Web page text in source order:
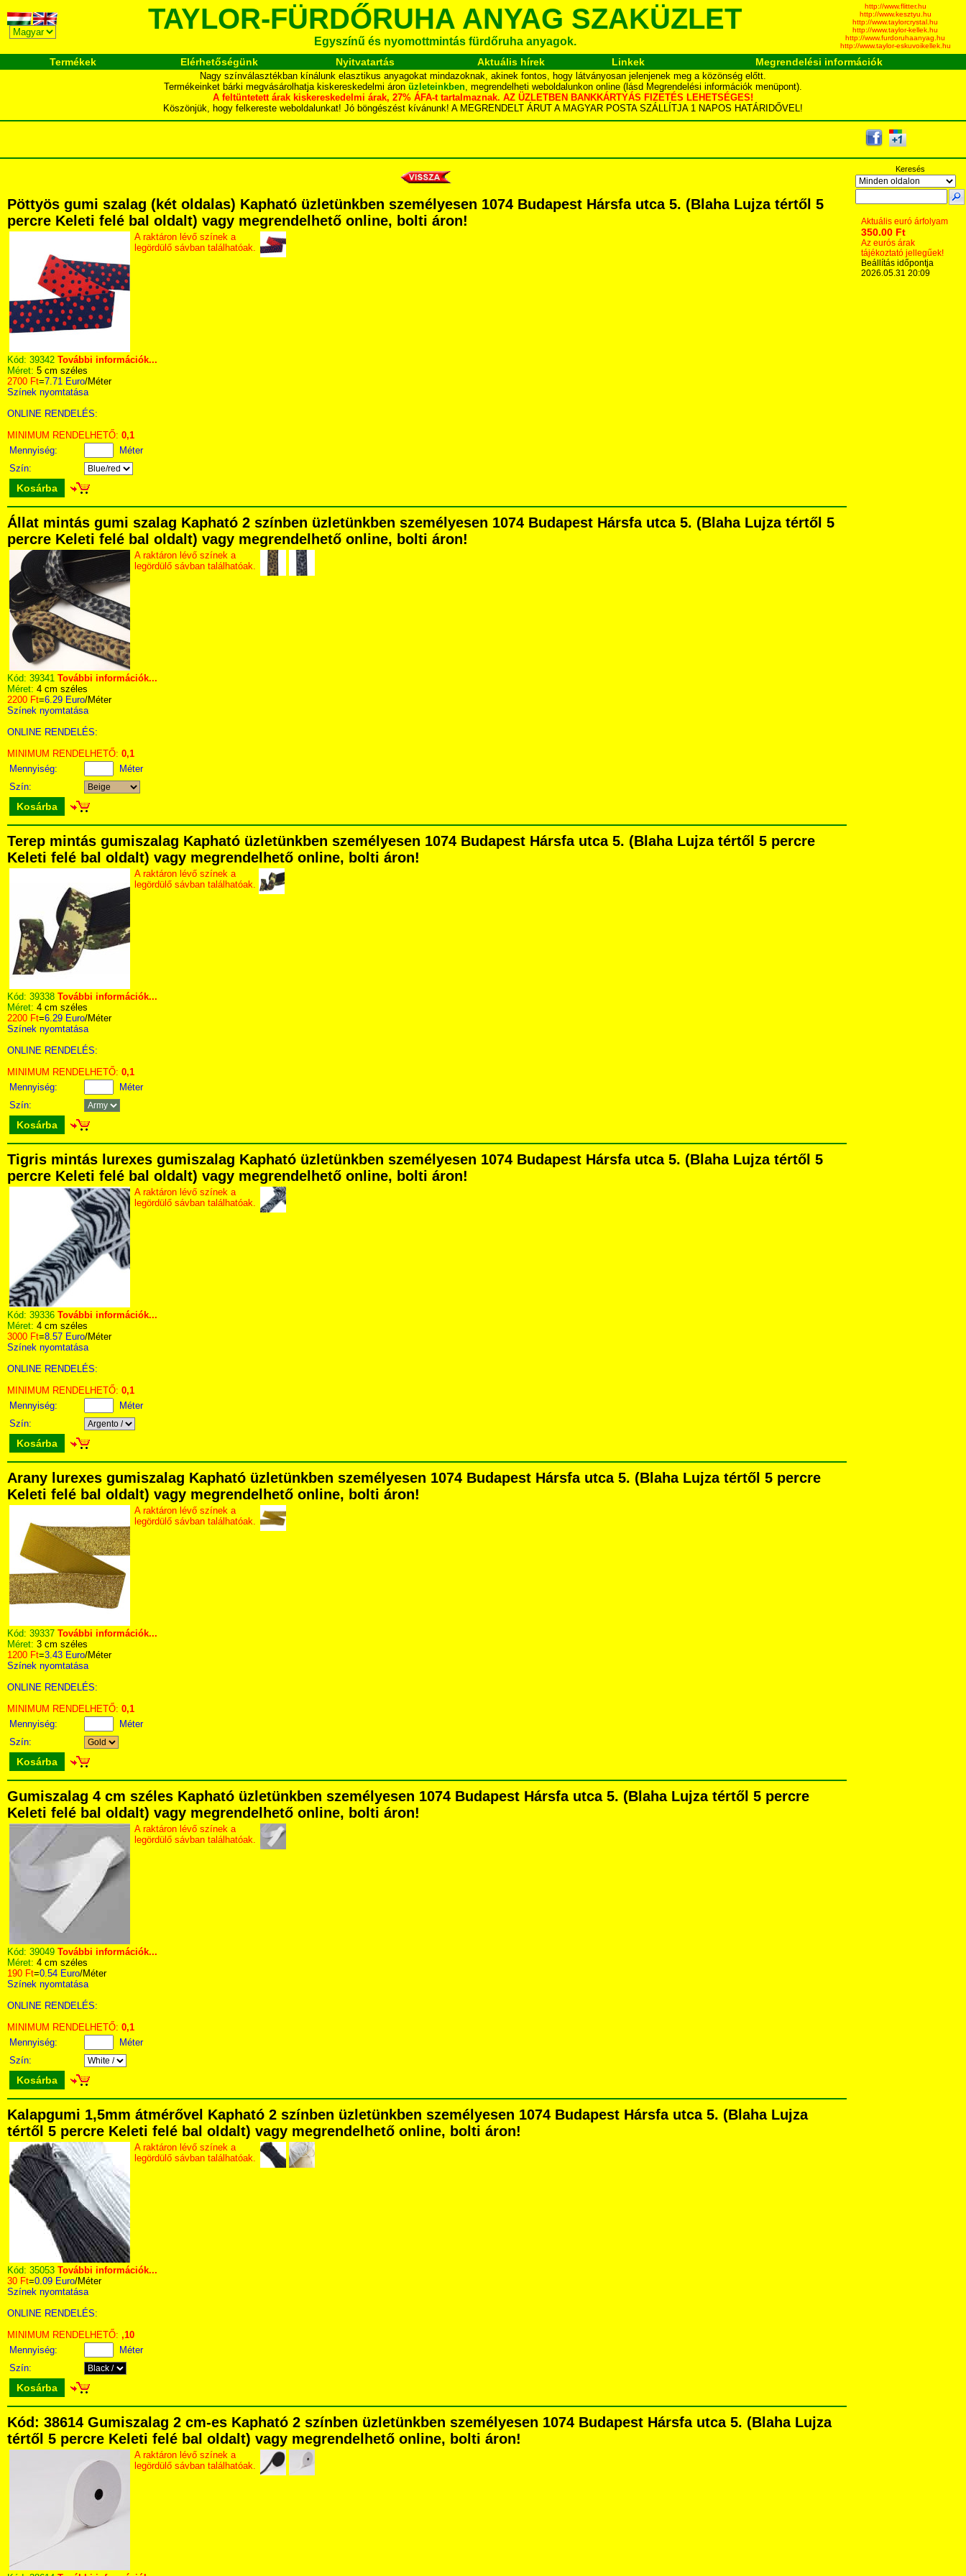
TAYLOR-FÜRDŐRUHA ANYAG SZAKÜZLET
Egyszínű és nyomottmintás fürdőruha anyagok.
http://www.flitter.hu
http://www.kesztyu.hu
http://www.taylorcrystal.hu
http://www.taylor-kellek.hu
http://www.furdoruhaanyag.hu
http://www.taylor-eskuvoikellek.hu
Termékek Elérhetőségünk Nyitvatartás Aktuális hírek Linkek Megrendelési információk
Nagy színválasztékban kínálunk elasztikus anyagokat mindazoknak, akinek fontos, hogy látványosan jelenjenek meg a közönség előtt.
Termékeinket bárki megvásárolhatja kiskereskedelmi áron üzleteinkben, megrendelheti weboldalunkon online (lásd Megrendelési információk menüpont).
A feltüntetett árak kiskereskedelmi árak, 27% ÁFA-t tartalmaznak. AZ ÜZLETBEN BANKKÁRTYÁS FIZETÉS LEHETSÉGES!
Köszönjük, hogy felkereste weboldalunkat! Jó böngészést kívánunk! A MEGRENDELT ÁRUT A MAGYAR POSTA SZÁLLÍTJA 1 NAPOS HATÁRIDŐVEL!
Pöttyös gumi szalag (két oldalas) Kapható üzletünkben személyesen 1074 Budapest Hársfa utca 5. (Blaha Lujza tértől 5
percre Keleti felé bal oldalt) vagy megrendelhető online, bolti áron!
A raktáron lévő színek a
legördülő sávban találhatóak.
Kód: 39342 További információk...
Méret: 5 cm széles
2700 Ft=7.71 Euro/Méter
Színek nyomtatása
ONLINE RENDELÉS:
MINIMUM RENDELHETŐ: 0,1
Mennyiség:
Méter
Szín:
Kosárba
Állat mintás gumi szalag Kapható 2 színben üzletünkben személyesen 1074 Budapest Hársfa utca 5. (Blaha Lujza tértől 5
percre Keleti felé bal oldalt) vagy megrendelhető online, bolti áron!
A raktáron lévő színek a
legördülő sávban találhatóak.
Kód: 39341 További információk...
Méret: 4 cm széles
2200 Ft=6.29 Euro/Méter
Színek nyomtatása
ONLINE RENDELÉS:
MINIMUM RENDELHETŐ: 0,1
Mennyiség:
Méter
Szín:
Kosárba
Terep mintás gumiszalag Kapható üzletünkben személyesen 1074 Budapest Hársfa utca 5. (Blaha Lujza tértől 5 percre
Keleti felé bal oldalt) vagy megrendelhető online, bolti áron!
A raktáron lévő színek a
legördülő sávban találhatóak.
Kód: 39338 További információk...
Méret: 4 cm széles
2200 Ft=6.29 Euro/Méter
Színek nyomtatása
ONLINE RENDELÉS:
MINIMUM RENDELHETŐ: 0,1
Mennyiség:
Méter
Szín:
Kosárba
Tigris mintás lurexes gumiszalag Kapható üzletünkben személyesen 1074 Budapest Hársfa utca 5. (Blaha Lujza tértől 5
percre Keleti felé bal oldalt) vagy megrendelhető online, bolti áron!
A raktáron lévő színek a
legördülő sávban találhatóak.
Kód: 39336 További információk...
Méret: 4 cm széles
3000 Ft=8.57 Euro/Méter
Színek nyomtatása
ONLINE RENDELÉS:
MINIMUM RENDELHETŐ: 0,1
Mennyiség:
Méter
Szín:
Kosárba
Arany lurexes gumiszalag Kapható üzletünkben személyesen 1074 Budapest Hársfa utca 5. (Blaha Lujza tértől 5 percre
Keleti felé bal oldalt) vagy megrendelhető online, bolti áron!
A raktáron lévő színek a
legördülő sávban találhatóak.
Kód: 39337 További információk...
Méret: 3 cm széles
1200 Ft=3.43 Euro/Méter
Színek nyomtatása
ONLINE RENDELÉS:
MINIMUM RENDELHETŐ: 0,1
Mennyiség:
Méter
Szín:
Kosárba
Gumiszalag 4 cm széles Kapható üzletünkben személyesen 1074 Budapest Hársfa utca 5. (Blaha Lujza tértől 5 percre
Keleti felé bal oldalt) vagy megrendelhető online, bolti áron!
A raktáron lévő színek a
legördülő sávban találhatóak.
Kód: 39049 További információk...
Méret: 4 cm széles
190 Ft=0.54 Euro/Méter
Színek nyomtatása
ONLINE RENDELÉS:
MINIMUM RENDELHETŐ: 0,1
Mennyiség:
Méter
Szín:
Kosárba
Kalapgumi 1,5mm átmérővel Kapható 2 színben üzletünkben személyesen 1074 Budapest Hársfa utca 5. (Blaha Lujza
tértől 5 percre Keleti felé bal oldalt) vagy megrendelhető online, bolti áron!
A raktáron lévő színek a
legördülő sávban találhatóak.
Kód: 35053 További információk...
30 Ft=0.09 Euro/Méter
Színek nyomtatása
ONLINE RENDELÉS:
MINIMUM RENDELHETŐ: ,10
Mennyiség:
Méter
Szín:
Kosárba
Kód: 38614 Gumiszalag 2 cm-es Kapható 2 színben üzletünkben személyesen 1074 Budapest Hársfa utca 5. (Blaha Lujza
tértől 5 percre Keleti felé bal oldalt) vagy megrendelhető online, bolti áron!
A raktáron lévő színek a
legördülő sávban találhatóak.
Keresés
Aktuális euró árfolyam
350.00 Ft
Az eurós árak
tájékoztató jellegűek!
Beállítás időpontja
2026.05.31 20:09